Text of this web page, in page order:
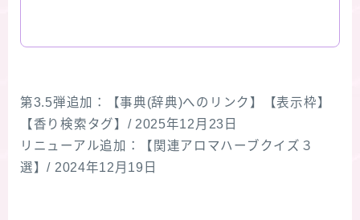
第3.5弾追加：【事典(辞典)へのリンク】【表示枠】
【香り検索タグ】/ 2025年12月23日
リニューアル追加：【関連アロマハーブクイズ３
選】/ 2024年12月19日